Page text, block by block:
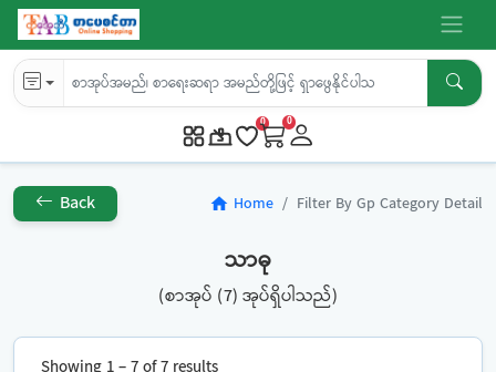
0 0
Back home Home Filter By Gp Category Detail
သာဓု
(စာအုပ် (7) အုပ်ရှိပါသည်)